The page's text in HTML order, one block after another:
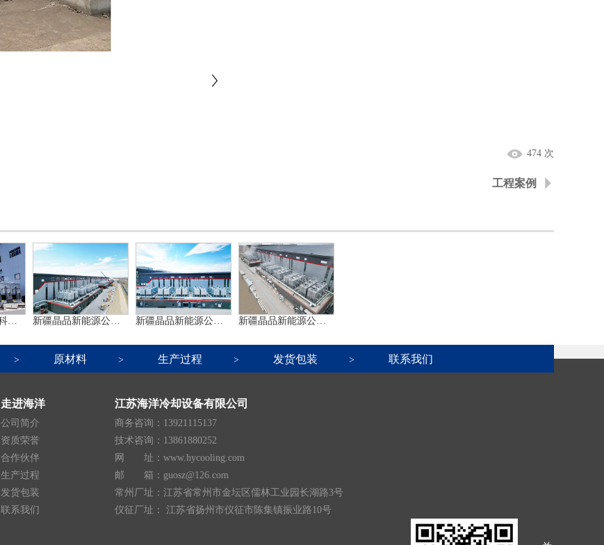
474 次
工程案例
内蒙古华耀光电科技项目 新疆晶品新能源公司项目 新疆晶品新能源公司项目 新疆晶品新能源公司项目
> 原材料 > 生产过程 > 发货包装 > 联系我们
走进海洋
公司简介
资质荣誉
合作伙伴
生产过程
发货包装
联系我们
江苏海洋冷却设备有限公司
商务咨询：13921115137
技术咨询：13861880252
网 址：www.hycooling.com
邮 箱：guosz@126.com
常州厂址：江苏省常州市金坛区儒林工业园长湖路3号
仪征厂址： 江苏省扬州市仪征市陈集镇振业路10号